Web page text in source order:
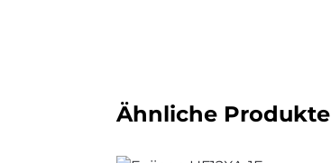
Ähnliche Produkte